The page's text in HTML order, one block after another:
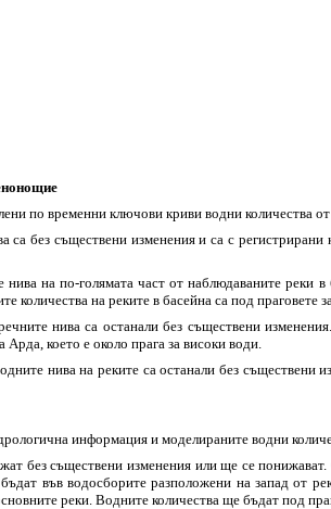
по временни ключови криви водни
без съществени изменения и са с
на по-голямата част от наблюдаваните
количества на реките в басейна са под
нива са останали без съществени
което е около прага за високи води.
нива на реките са останали без съществени
информация и моделираните водни
без съществени изменения или ще се
във водосборите разположени на запад
реки. Водните количества ще бъдат под